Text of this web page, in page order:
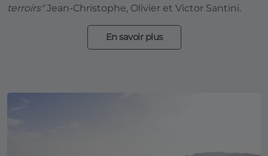
terroirs"Jean-Christophe, Olivier et Victor Santini.
En savoir plus